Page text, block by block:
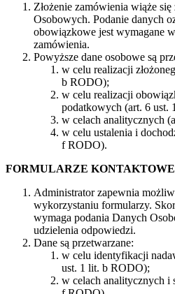
Złożenie zamówienia wiąże
Osobowych. Podanie danych
obowiązkowe jest wymagane
zamówienia.
Powyższe dane osobowe są
w celu realizacji
b RODO);
w celu realizacji
podatkowych (art. 6 ust.
w celach analitycznych
w celu ustalenia i
f RODO).
FORMULARZE KONTAKTOWE
Administrator zapewnia
wykorzystaniu formularzy.
wymaga podania Danych
udzielenia odpowiedzi.
Dane są przetwarzane:
w celu identyfikacji
ust. 1 lit. b RODO);
w celach analitycznych i